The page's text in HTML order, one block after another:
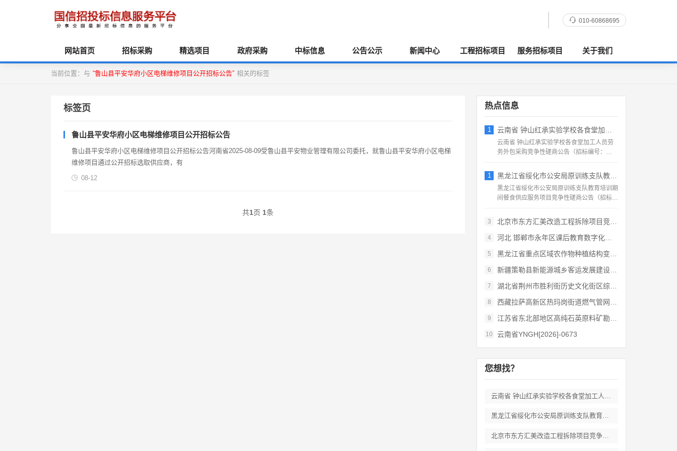
010-60868695
网站首页 招标采购 精选项目 政府采购 中标信息 公告公示 新闻中心 工程招标项目 服务招标项目 关于我们
当前位置：与 “鲁山县平安华府小区电梯维修项目公开招标公告” 相关的标签
标签页
鲁山县平安华府小区电梯维修项目公开招标公告
鲁山县平安华府小区电梯维修项目公开招标公告河南省2025-08-09受鲁山县平安物业管理有限公司委托，就鲁山县平安华府小区电梯
维修项目通过公开招标选取供应商，有
08-12
共1页 1条
热点信息
1 云南省 钟山红承实验学校各食堂加工人员劳
云南省 钟山红承实验学校各食堂加工人员劳
务外包采购竞争性磋商公告（招标编号：
1 黑龙江省绥化市公安局原训练支队教育培训期
黑龙江省绥化市公安局原训练支队教育培训期
间餐食供应服务项目竞争性磋商公告（招标编
3
北京市东方汇美改造工程拆除项目竞争性磋商
4 河北 邯郸市永年区课后教育数字化管理平台
5 黑龙江省重点区域农作物种植结构变化遥感
6 新疆策勒县新能源城乡客运发展建设项目
7 湖北省荆州市胜利街历史文化街区综合开发和
8 西藏拉萨高新区热玛岗街道燃气管网全覆盖延
9 江苏省东北部地区高纯石英原料矿勘查岩心钻
10 云南省YNGH[2026]-0673
您想找？
云南省 钟山红承实验学校各食堂加工人员劳
黑龙江省绥化市公安局原训练支队教育培训期